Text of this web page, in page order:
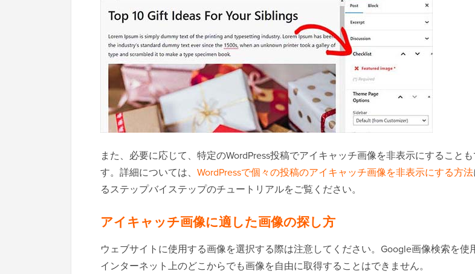
また、必要に応じて、特定のWordPress投稿でアイキャッチ画像を非表示にすることも
す。詳細については、 WordPressで個々の投稿のアイキャッチ画像を非表示にする方法
るステップバイステップのチュートリアルをご覧ください。
アイキャッチ画像に適した画像の探し方
ウェブサイトに使用する画像を選択する際は注意してください。Google画像検索を使
インターネット上のどこからでも画像を自由に取得することはできません。